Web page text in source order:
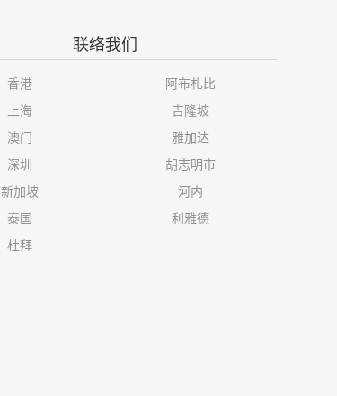
联络我们
香港
上海
澳门
深圳
新加坡
泰国
杜拜
阿布札比
吉隆坡
雅加达
胡志明市
河内
利雅德